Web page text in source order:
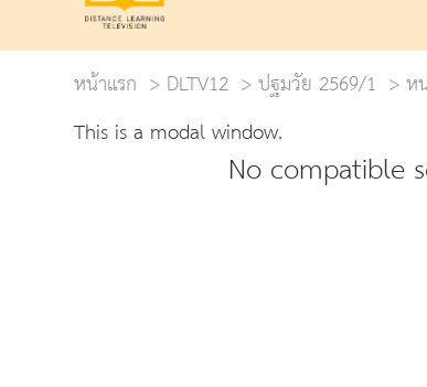
หน้าแรก
DLTV12 ปฐมวัย 2569/1 ห
This is a modal window.
No compatible